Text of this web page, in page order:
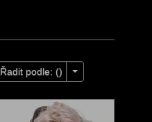
Řadit podle: ()